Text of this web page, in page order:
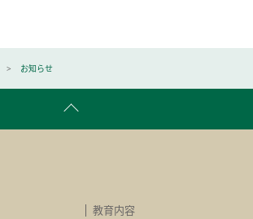
お知らせ
教育内容